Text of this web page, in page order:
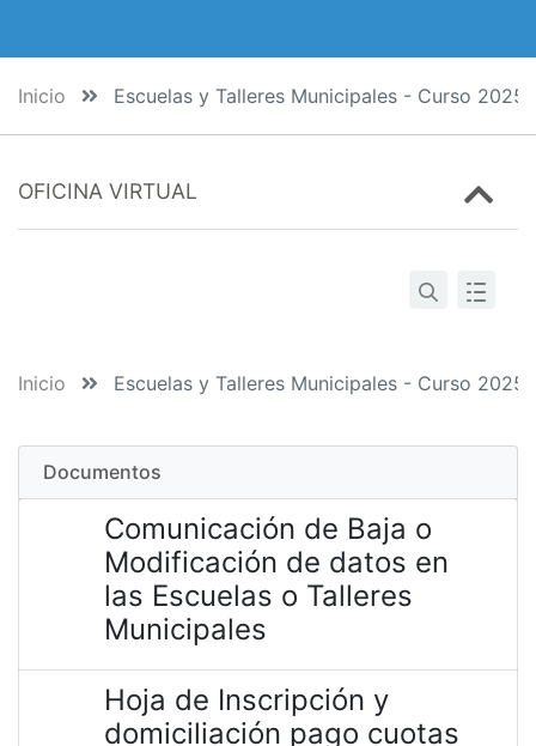
Inicio Escuelas y Talleres Municipales - Curso
OFICINA VIRTUAL
Inicio Escuelas y Talleres Municipales - Curso
Documentos
Comunicación de Baja o
Modificación de datos en
las Escuelas o Talleres
Municipales
Hoja de Inscripción y
domiciliación pago cuotas